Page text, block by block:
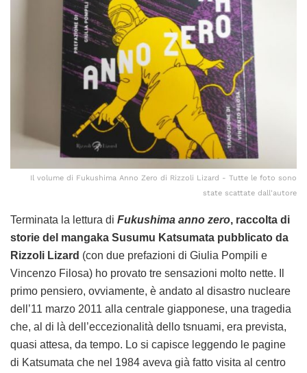
Il volume di Fukushima Anno Zero di Rizzoli Lizard - Tutte le foto sono
state scattate dall'autore
Terminata la lettura di Fukushima anno zero, raccolta di
storie del mangaka Susumu Katsumata pubblicato da
Rizzoli Lizard (con due prefazioni di Giulia Pompili e
Vincenzo Filosa) ho provato tre sensazioni molto nette. Il
primo pensiero, ovviamente, è andato al disastro nucleare
dell’11 marzo 2011 alla centrale giapponese, una tragedia
che, al di là dell’eccezionalità dello tsnuami, era prevista,
quasi attesa, da tempo. Lo si capisce leggendo le pagine
di Katsumata che nel 1984 aveva già fatto visita al centro